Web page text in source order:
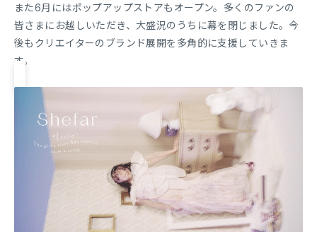
また6月にはポップアップストアもオープン。多くのファンの
皆さまにお越しいただき、大盛況のうちに幕を閉じました。今
後もクリエイターのブランド展開を多角的に支援していきま
す。